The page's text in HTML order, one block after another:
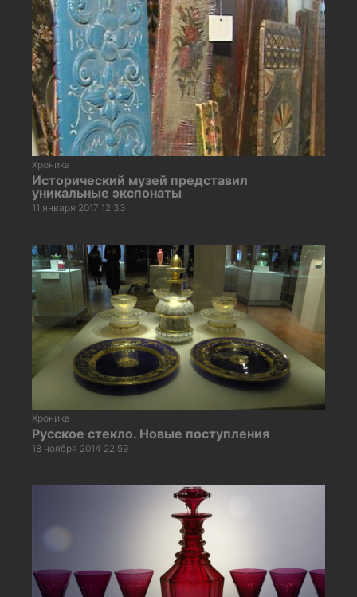
Хроника
Исторический музей представил
уникальные экспонаты
11 января 2017 12:33
Хроника
Русское стекло. Новые поступления
18 ноября 2014 22:59